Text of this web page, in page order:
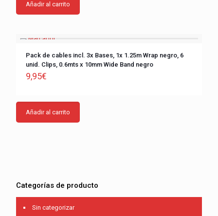
Añadir al carrito
Pack de cables incl. 3x Bases, 1x 1.25m Wrap negro, 6
unid. Clips, 0.6mts x 10mm Wide Band negro
9,95€
Añadir al carrito
Categorías de producto
Sin categorizar